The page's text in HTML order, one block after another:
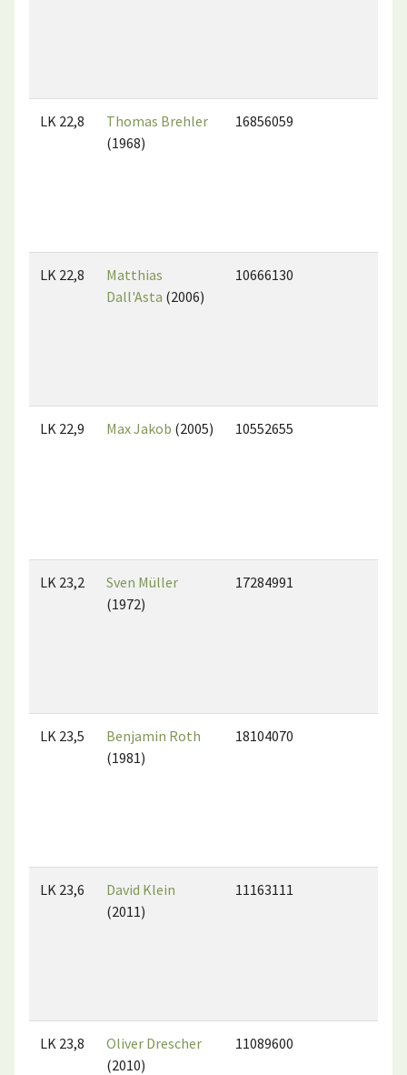
LK 22,8
Thomas Brehler
(1968)
16856059
LK 22,8
Matthias
Dall'Asta (2006)
10666130
LK 22,9 Max Jakob (2005) 10552655
LK 23,2
Sven Müller
(1972)
17284991
LK 23,5
Benjamin Roth
(1981)
18104070
LK 23,6
David Klein
(2011)
11163111
LK 23,8
Oliver Drescher
(2010)
11089600